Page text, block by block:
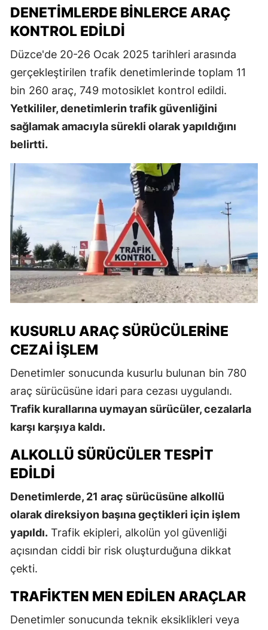
DENETIMLERDE BINLERCE ARAÇ
KONTROL EDILDI
Düzce'de 20-26 Ocak 2025 tarihleri arasında
gerçekleştirilen trafik denetimlerinde toplam 11
bin 260 araç, 749 motosiklet kontrol edildi.
Yetkililer, denetimlerin trafik güvenliğini
sağlamak amacıyla sürekli olarak yapıldığını
belirtti.
KUSURLU ARAÇ SÜRÜCÜLERINE
CEZAI İŞLEM
Denetimler sonucunda kusurlu bulunan bin 780
araç sürücüsüne idari para cezası uygulandı.
Trafik kurallarına uymayan sürücüler, cezalarla
karşı karşıya kaldı.
ALKOLLÜ SÜRÜCÜLER TESPIT
EDILDI
Denetimlerde, 21 araç sürücüsüne alkollü
olarak direksiyon başına geçtikleri için işlem
yapıldı. Trafik ekipleri, alkolün yol güvenliği
açısından ciddi bir risk oluşturduğuna dikkat
çekti.
TRAFIKTEN MEN EDILEN ARAÇLAR
Denetimler sonucunda teknik eksiklikleri veya